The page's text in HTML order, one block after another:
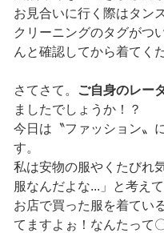
お見合いに行く際はタン
クリーニングのタグがつ
んと確認してから着てく
さてさて。 ご自身のレー
ましたでしょうか！？
今日は〝ファッション〟
す。
私は安物の服やくたびれ
服なんだよな...」と考え
お店で買った服を着てい
てますよぉ！なんたって